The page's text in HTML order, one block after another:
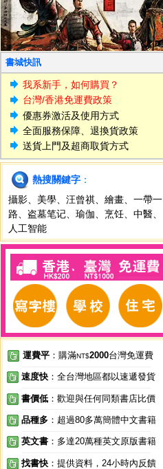
書城快訊
我系新手，如何購買？
台灣/香港免運費政策
優惠券激活及使用方式
全面服務保障、退換貨政策
送貨上門及超商取貨方式
熱搜關鍵字 ：
攝影
美學 汪曾祺 繪畫
一帶一
路
盗墓笔记 瑜伽 烹饪 中醫
人工智能
運費平 ：購滿NT$2000台灣免運費
速度快 ：全台灣地區都以速遞發貨
書價低 ：歡迎與任何同類書店比價
品種多 ：超過80多萬簡體中文書籍
英文書 ：多達20萬種英文原版書籍
找書快 ：提供資料，24小時內反饋